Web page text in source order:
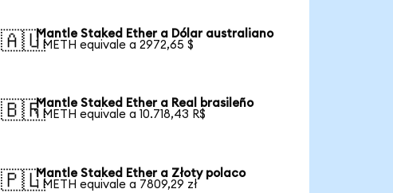
🇦🇺Mantle Staked Ether a Dólar australiano
1 METH equivale a 2972,65 $
🇧🇷Mantle Staked Ether a Real brasileño
1 METH equivale a 10.718,43 R$
🇵🇱Mantle Staked Ether a Złoty polaco
1 METH equivale a 7809,29 zł